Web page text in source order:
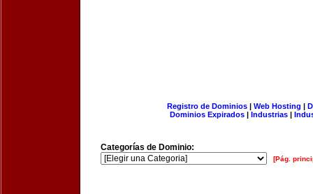
Registro de Dominios| Web Hosting |
Dominios Expirados | Industrias |
Categorías de Dominio:
[Pág.